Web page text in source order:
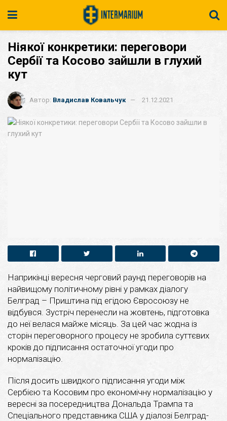
Ніякої конкретики: переговори
Сербії та Косово зайшли в глухий
кут
Автор: Владислав Ковальчук 21.12.2021
Наприкінці вересня черговий раунд переговорів на
найвищому політичному рівні у рамках діалогу
Белград – Приштина під егідою Євросоюзу не
відбувся. Зустріч перенесли на жовтень, підготовка
до неї велася майже місяць. За цей час жодна із
сторін переговорного процесу не зробила суттєвих
кроків до підписання остаточної угоди про
нормалізацію.
Після досить швидкого підписання угоди між
Сербією та Косовим про економічну нормалізацію у
вересні за посередництва Дональда Трампа та
Спеціального представника США у діалозі Белград-